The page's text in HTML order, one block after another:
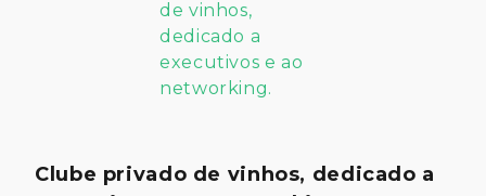
Clube privado de vinhos, dedicado a